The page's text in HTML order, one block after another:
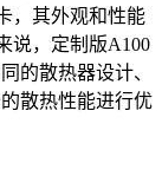
，其外观和性能
说，定制版A100
的散热器设计、
散热性能进行优